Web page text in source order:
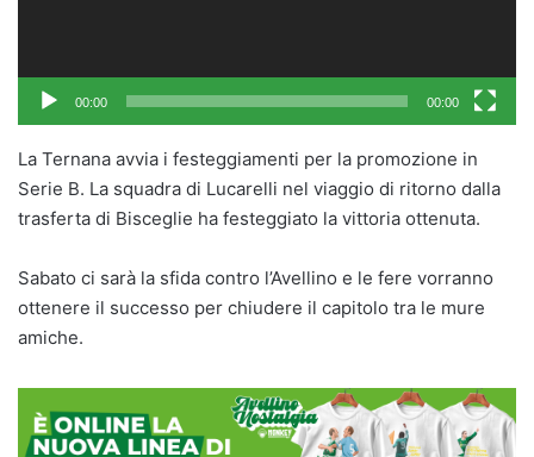
00:00 00:00
La Ternana avvia i festeggiamenti per la promozione in
Serie B. La squadra di Lucarelli nel viaggio di ritorno dalla
trasferta di Bisceglie ha festeggiato la vittoria ottenuta.
Sabato ci sarà la sfida contro l’Avellino e le fere vorranno
ottenere il successo per chiudere il capitolo tra le mure
amiche.